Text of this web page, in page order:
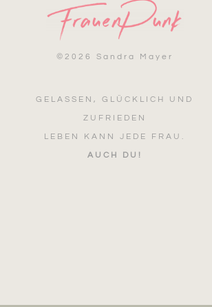
© 2026 Sandra Mayer
GELASSEN, GLÜCKLICH UND
ZUFRIEDEN
LEBEN KANN JEDE FRAU.
AUCH DU!